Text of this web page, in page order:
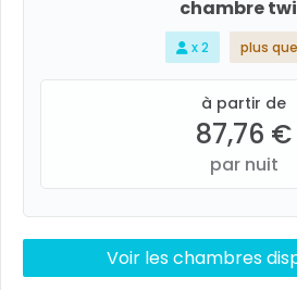
chambre
x 2 plus que
à partir de
87,76 €
par nuit
Voir les chambres